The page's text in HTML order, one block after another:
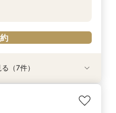
≫大切な家族と緑溢れる
牛コース試食付き
≫大切な家族と緑溢れる
牛コース試食付き
自宅でOK★】オンライ
切OK】熊本の自然溢れ
ウエディング
ウェルカムベビー会
食を堪能♪お子様と一緒の
質婚／2027年4月迄が
★館内ALL見学&徹底相
大195万円お得に叶うプ
！3万円5品コース試食
（7件）